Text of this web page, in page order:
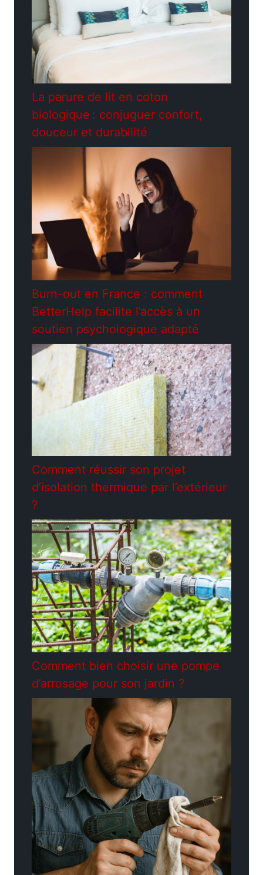
La parure de lit en coton
biologique : conjuguer confort,
douceur et durabilité
Burn-out en France : comment
BetterHelp facilite l’accès à un
soutien psychologique adapté
Comment réussir son projet
d’isolation thermique par l’extérieur
?
Comment bien choisir une pompe
d’arrosage pour son jardin ?